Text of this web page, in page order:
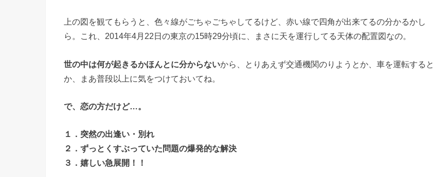
上の図を観てもらうと、色々線がごちゃごちゃしてるけど、赤い線で四角が出来てるの分かるかし
ら。これ、2014年4月22日の東京の15時29分頃に、まさに天を運行してる天体の配置図なの。
世の中は何が起きるかほんとに分からないから、とりあえず交通機関のりようとか、車を運転すると
か、まあ普段以上に気をつけておいてね。
で、恋の方だけど…。
１．突然の出逢い・別れ
２．ずっとくすぶっていた問題の爆発的な解決
３．嬉しい急展開！！